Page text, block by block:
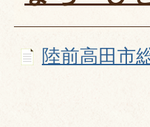
陸前高田市